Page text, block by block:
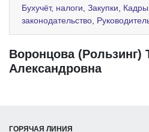
Бухучёт, налоги Закупки
законодательство
Воронцова (Рользинг)
Александровна
ГОРЯЧАЯ ЛИНИЯ